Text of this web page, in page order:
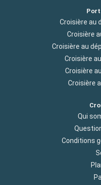
Port
Croisière au
Croisière
Croisière au
Croisière
Croisière
Croisière
Qui
Conditions